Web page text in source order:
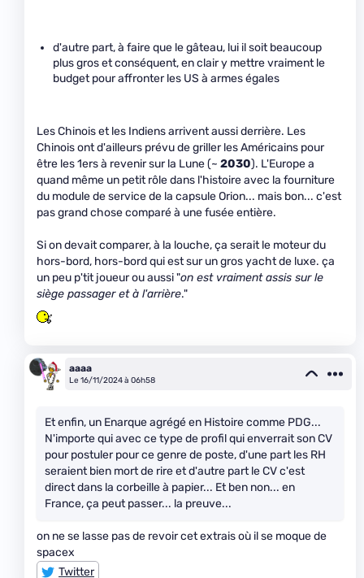
d'autre part, à faire que le gâteau, lui il soit beaucoup
plus gros et conséquent, en clair y mettre vraiment le
budget pour affronter les US à armes égales
Les Chinois et les Indiens arrivent aussi derrière. Les
Chinois ont d'ailleurs prévu de griller les Américains pour
être les 1ers à revenir sur la Lune (~ 2030). L'Europe a
quand même un petit rôle dans l'histoire avec la fourniture
du module de service de la capsule Orion... mais bon... c'est
pas grand chose comparé à une fusée entière.
Si on devait comparer, à la louche, ça serait le moteur du
hors-bord, hors-bord qui est sur un gros yacht de luxe. ça
un peu p'tit joueur ou aussi "on est vraiment assis sur le
siège passager et à l'arrière."
aaaa
Le 16/11/2024 à 06h58
Et enfin, un Enarque agrégé en Histoire comme PDG...
N'importe qui avec ce type de profil qui enverrait son CV
pour postuler pour ce genre de poste, d'une part les RH
seraient bien mort de rire et d'autre part le CV c'est
direct dans la corbeille à papier... Et ben non... en
France, ça peut passer... la preuve...
on ne se lasse pas de revoir cet extrais où il se moque de
spacex
Twitter